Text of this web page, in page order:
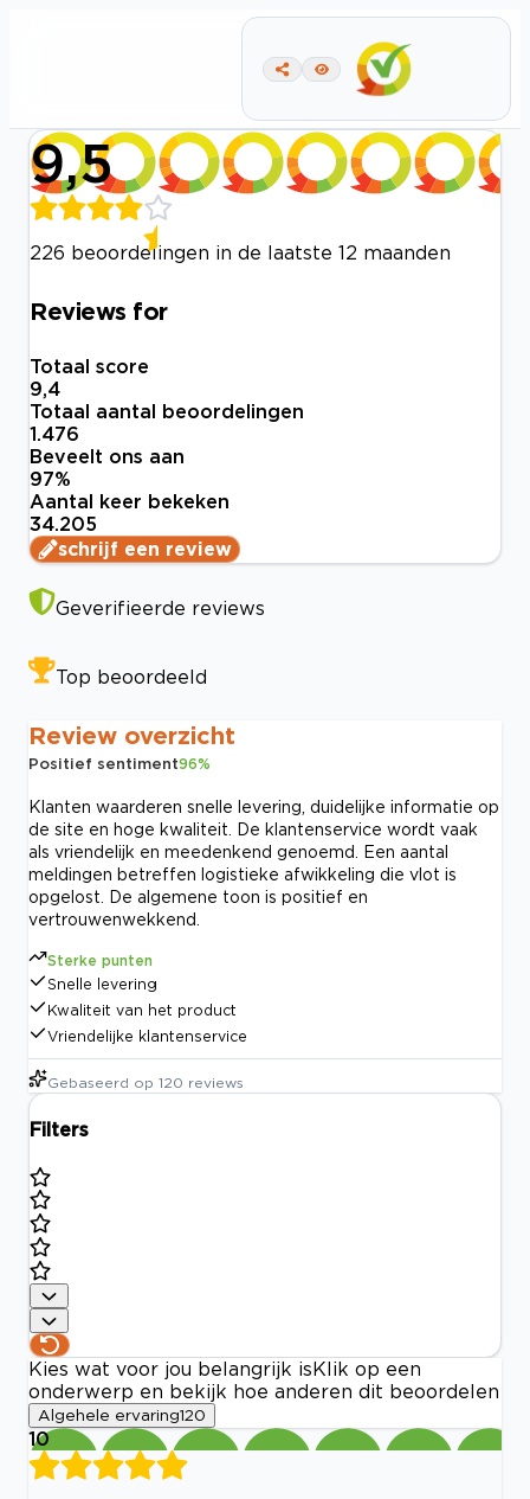
9,5
226 beoordelingen in de laatste 12 maanden
Reviews for
Totaal score
9,4
Totaal aantal beoordelingen
1.476
Beveelt ons aan
97%
Aantal keer bekeken
34.205
schrijf een review
Geverifieerde reviews
Top beoordeeld
Review overzicht
Positief sentiment96%
Klanten waarderen snelle levering, duidelijke informatie op
de site en hoge kwaliteit. De klantenservice wordt vaak
als vriendelijk en meedenkend genoemd. Een aantal
meldingen betreffen logistieke afwikkeling die vlot is
opgelost. De algemene toon is positief en
vertrouwenwekkend.
Sterke punten
Snelle levering
Kwaliteit van het product
Vriendelijke klantenservice
Gebaseerd op 120 reviews
Filters
Kies wat voor jou belangrijk is Klik op een
onderwerp en bekijk hoe anderen dit beoordelen
Algehele ervaring120
10